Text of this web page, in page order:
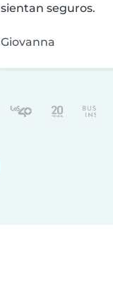
sientan seguros.
Giovanna